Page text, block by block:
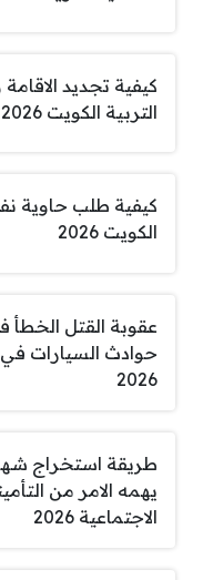
كيفية تجديد الاقامة
التربية الكويت 2026
كيفية طلب حاوية
الكويت 2026
عقوبة القتل الخطأ
حوادث السيارات
2026
طريقة استخراج
يهمه الامر من
الاجتماعية 2026